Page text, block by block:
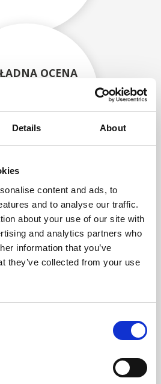
Details About
content and ads, to
and to analyse our traffic.
about your use of our site with
and analytics partners who
information that you’ve
they’ve collected from your use
OCENA
części są
odzyskiwane w
środowisku ESD,
brak uszkodzeń
zanieczyszczeń.